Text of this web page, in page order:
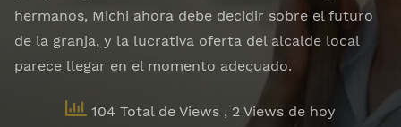
hermanos, Michi ahora debe decidir sobre el futuro
de la granja, y la lucrativa oferta del alcalde local
parece llegar en el momento adecuado.
104 Total de Views , 2 Views de hoy